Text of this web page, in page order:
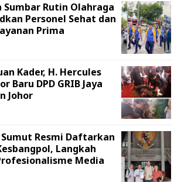
Rutin Olahraga
Personel Sehat dan
Prima
Kader, H. Hercules
Baru DPD GRIB Jaya
Johor
Resmi Daftarkan
Langkah
Media